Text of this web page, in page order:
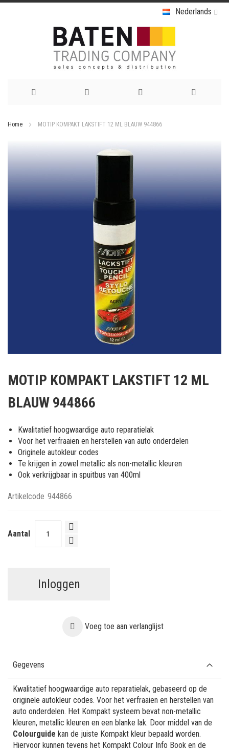
Nederlands
Home MOTIP KOMPAKT LAKSTIFT 12 ML BLAUW 944866
het
van
afbeeldingen-
gallerij
MOTIP KOMPAKT LAKSTIFT 12 ML
BLAUW 944866
Kwalitatief hoogwaardige auto reparatielak
Voor het verfraaien en herstellen van auto onderdelen
Originele autokleur codes
Te krijgen in zowel metallic als non-metallic kleuren
Ook verkrijgbaar in spuitbus van 400ml
Artikelcode 944866
Aantal
Inloggen
Voeg toe aan verlanglijst
Gegevens
Kwalitatief hoogwaardige auto reparatielak, gebaseerd op de
originele autokleur codes. Voor het verfraaien en herstellen van
auto onderdelen. Het Kompakt systeem bevat non-metallic
kleuren, metallic kleuren en een blanke lak. Door middel van de
Colourguide kan de juiste Kompakt kleur bepaald worden.
Hiervoor kunnen tevens het Kompakt Colour Info Book en de